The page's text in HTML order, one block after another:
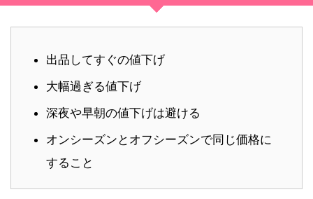
出品してすぐの値下げ
大幅過ぎる値下げ
深夜や早朝の値下げは避ける
オンシーズンとオフシーズンで同じ価格に
すること